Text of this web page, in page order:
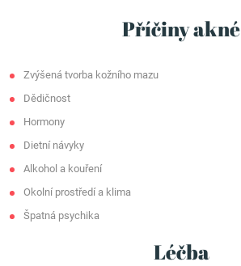
Příčiny akné
Zvýšená tvorba kožního mazu
Dědičnost
Hormony
Dietní návyky
Alkohol a kouření
Okolní prostředí a klima
Špatná psychika
Léčba